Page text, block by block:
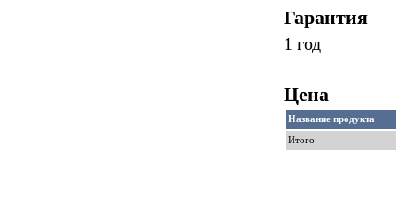
Гарантия
1 год
Цена
Название продукта
Итого